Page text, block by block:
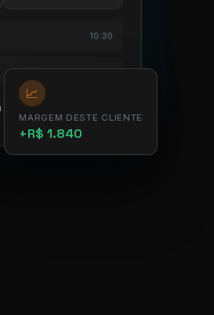
10:30
11:15
📈
MARGEM DESTE CLIENTE
+R$ 1.840